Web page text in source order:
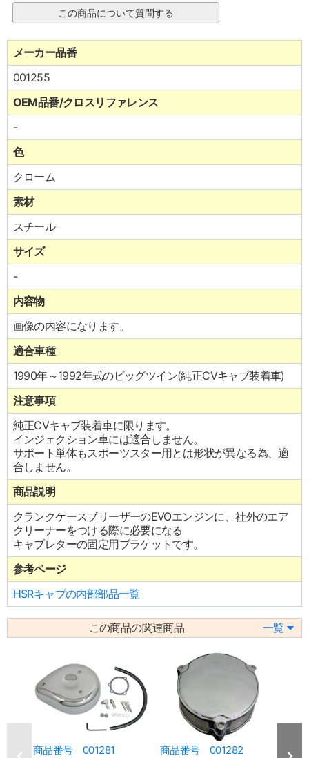
メーカー品番
001255
OEM品番/クロスリファレンス
-
色
クローム
素材
スチール
サイズ
-
内容物
画像の内容になります。
適合車種
1990年～1992年式のビッグツイン(純正CVキャブ装着車)
注意事項
純正CVキャブ装着車に限ります。
インジェクション車には適合しません。
サポート単体もスポーツスター用とは形状が異なる為、適
合しません。
商品説明
クランクケースブリーザーのEVOエンジンに、社外のエア
クリーナーをつける際に必要になる
キャブレターの固定用ブラケットです。
参考ページ
HSRキャブの内部部品一覧
この商品の関連商品 一覧
商品番号 001281 商品番号 001282 商